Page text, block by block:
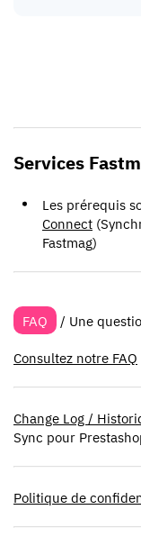
Services
Les prérequis
Connect
Fastmag)
FAQ
/ Une
Consultez notre FAQ
Change Log /
Sync pour
Politique de